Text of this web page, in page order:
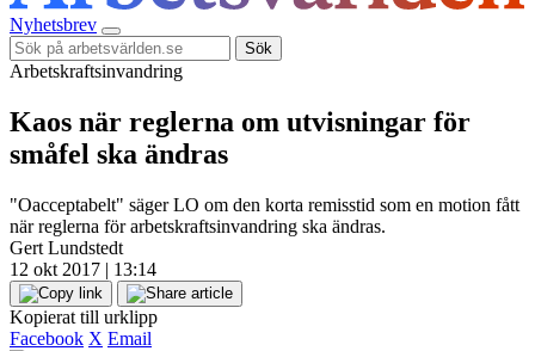
Nyhetsbrev
Sök
Arbetskraftsinvandring
Kaos när reglerna om utvisningar för
småfel ska ändras
"Oacceptabelt" säger LO om den korta remisstid som en motion fått
när reglerna för arbetskraftsinvandring ska ändras.
Gert Lundstedt
12 okt 2017 | 13:14
Kopierat till urklipp
Facebook X Email